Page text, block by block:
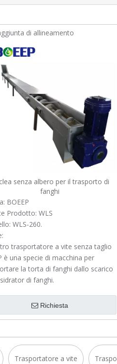
di allineamento
senza albero per il trasporto di
fanghi
BOEEP
Prodotto: WLS
WLS-260.
trasportatore a vite senza taglio
è una specie di macchina per
la torta di fanghi dallo scarico
di fanghi.
Richiesta
Trasportatore a vite